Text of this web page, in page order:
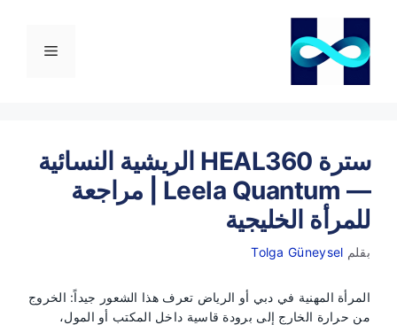
المحتوى
القائمة
سترة HEAL360 الريشية النسائية
— Leela Quantum | مراجعة
للمرأة الخليجية
بقلم Tolga Güneysel
المرأة المهنية في دبي أو الرياض تعرف هذا الشعور جيداً: الخروج
من حرارة الخارج إلى برودة قاسية داخل المكتب أو المول،